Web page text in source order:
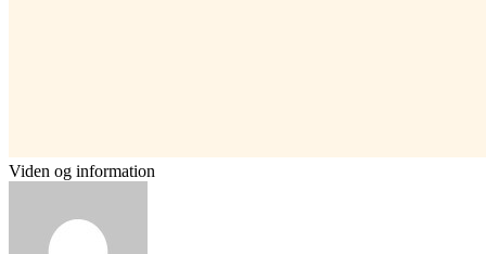
Viden og information